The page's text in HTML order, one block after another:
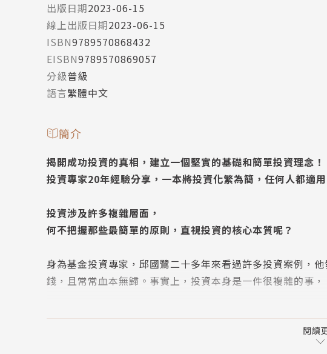
出版日期2023-06-15
線上出版日期2023-06-15
ISBN9789570868432
EISBN9789570869057
分級普級
語言繁體中文
簡介
揭開成功投資的真相，建立一個堅實的基礎和簡單投資理念！
投資專家20年經驗分享，一本將投資化繁為簡，任何人都適用
投資涉及許多複雜層面，
何不把握那些最簡單的原則，直視投資的核心本質呢？
身為基金投資專家，邱國鷺二十多年來看過許多投資案例，
錢，且常常血本無歸。事實上，投資本身是一件很複雜的事，
閱讀